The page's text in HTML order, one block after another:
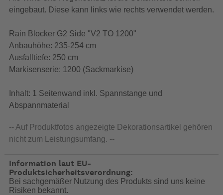
eingebaut. Diese kann links wie rechts verwendet werden.
Rain Blocker G2 Side "V2 TO 1200"
Anbauhöhe: 235-254 cm
Ausfalltiefe: 250 cm
Markisenserie: 1200 (Sackmarkise)
Inhalt: 1 Seitenwand inkl. Spannstange und
Abspannmaterial
-- Auf Produktfotos angezeigte Dekorationsartikel gehören
nicht zum Leistungsumfang. --
Information laut EU-
Produktsicherheitsverordnung:
Bei sachgemäßer Nutzung des Produkts sind uns keine
Risiken bekannt.